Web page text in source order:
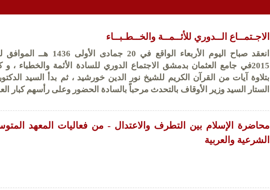
الاجـتمــاع الــدوري للأئــمــة والخــطـبــاء
2015في جامع العثمان بدمشق الاجتماع الدوري للسادة الأئمة والخطباء ، و
بتلاوة آيات من القرآن الكريم للشيخ نور الدين خورشيد ، ثم بدأ السيد
الستار السيد وزير الأوقاف بالتحدث مرحباً بالسادة الحضور وعلى رأسهم كبار
محاضرة الإسلام بين التطرف والاعتدال - من فعاليات المعهد
الشرعية والعربية